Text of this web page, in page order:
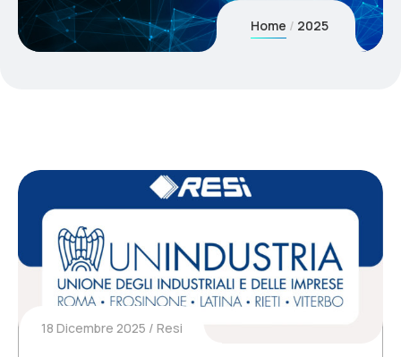
Home 2025
18 Dicembre 2025 Resi